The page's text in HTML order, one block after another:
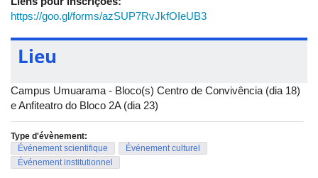
Dramatização do conto “O doido da garrafa” de Adriana
(Abrasme)
Dia: 23 de maio de 2018
Horário: 8h às 12h
Local: Bloco 2A (Campus Umuarama)
https://goo.gl/forms/azSUP7RvJkfOIeUB3
Lieu
Campus Umuarama - Bloco(s) Centro de Convivência (dia 18)
e Anfiteatro do Bloco 2A (dia 23)
Type d'évènement:
Événement scientifique
Événement culturel
Événement institutionnel